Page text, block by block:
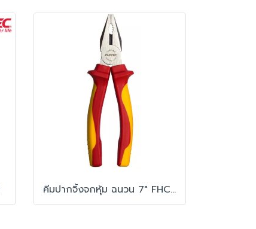
คีมปากจิ้งจกหุ้ม ฉนวน 7" FHCP207